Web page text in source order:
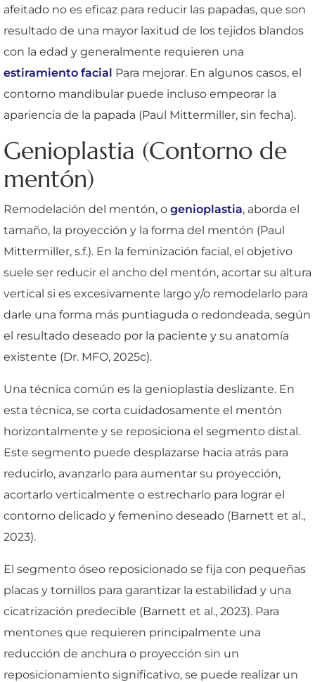
afeitado no es eficaz para reducir las papadas, que son
resultado de una mayor laxitud de los tejidos blandos
con la edad y generalmente requieren una
estiramiento facial Para mejorar. En algunos casos, el
contorno mandibular puede incluso empeorar la
apariencia de la papada (Paul Mittermiller, sin fecha).
Genioplastia (Contorno de
mentón)
Remodelación del mentón, o genioplastia, aborda el
tamaño, la proyección y la forma del mentón (Paul
Mittermiller, s.f.). En la feminización facial, el objetivo
suele ser reducir el ancho del mentón, acortar su altura
vertical si es excesivamente largo y/o remodelarlo para
darle una forma más puntiaguda o redondeada, según
el resultado deseado por la paciente y su anatomía
existente (Dr. MFO, 2025c).
Una técnica común es la genioplastia deslizante. En
esta técnica, se corta cuidadosamente el mentón
horizontalmente y se reposiciona el segmento distal.
Este segmento puede desplazarse hacia atrás para
reducirlo, avanzarlo para aumentar su proyección,
acortarlo verticalmente o estrecharlo para lograr el
contorno delicado y femenino deseado (Barnett et al.,
2023).
El segmento óseo reposicionado se fija con pequeñas
placas y tornillos para garantizar la estabilidad y una
cicatrización predecible (Barnett et al., 2023). Para
mentones que requieren principalmente una
reducción de anchura o proyección sin un
reposicionamiento significativo, se puede realizar un